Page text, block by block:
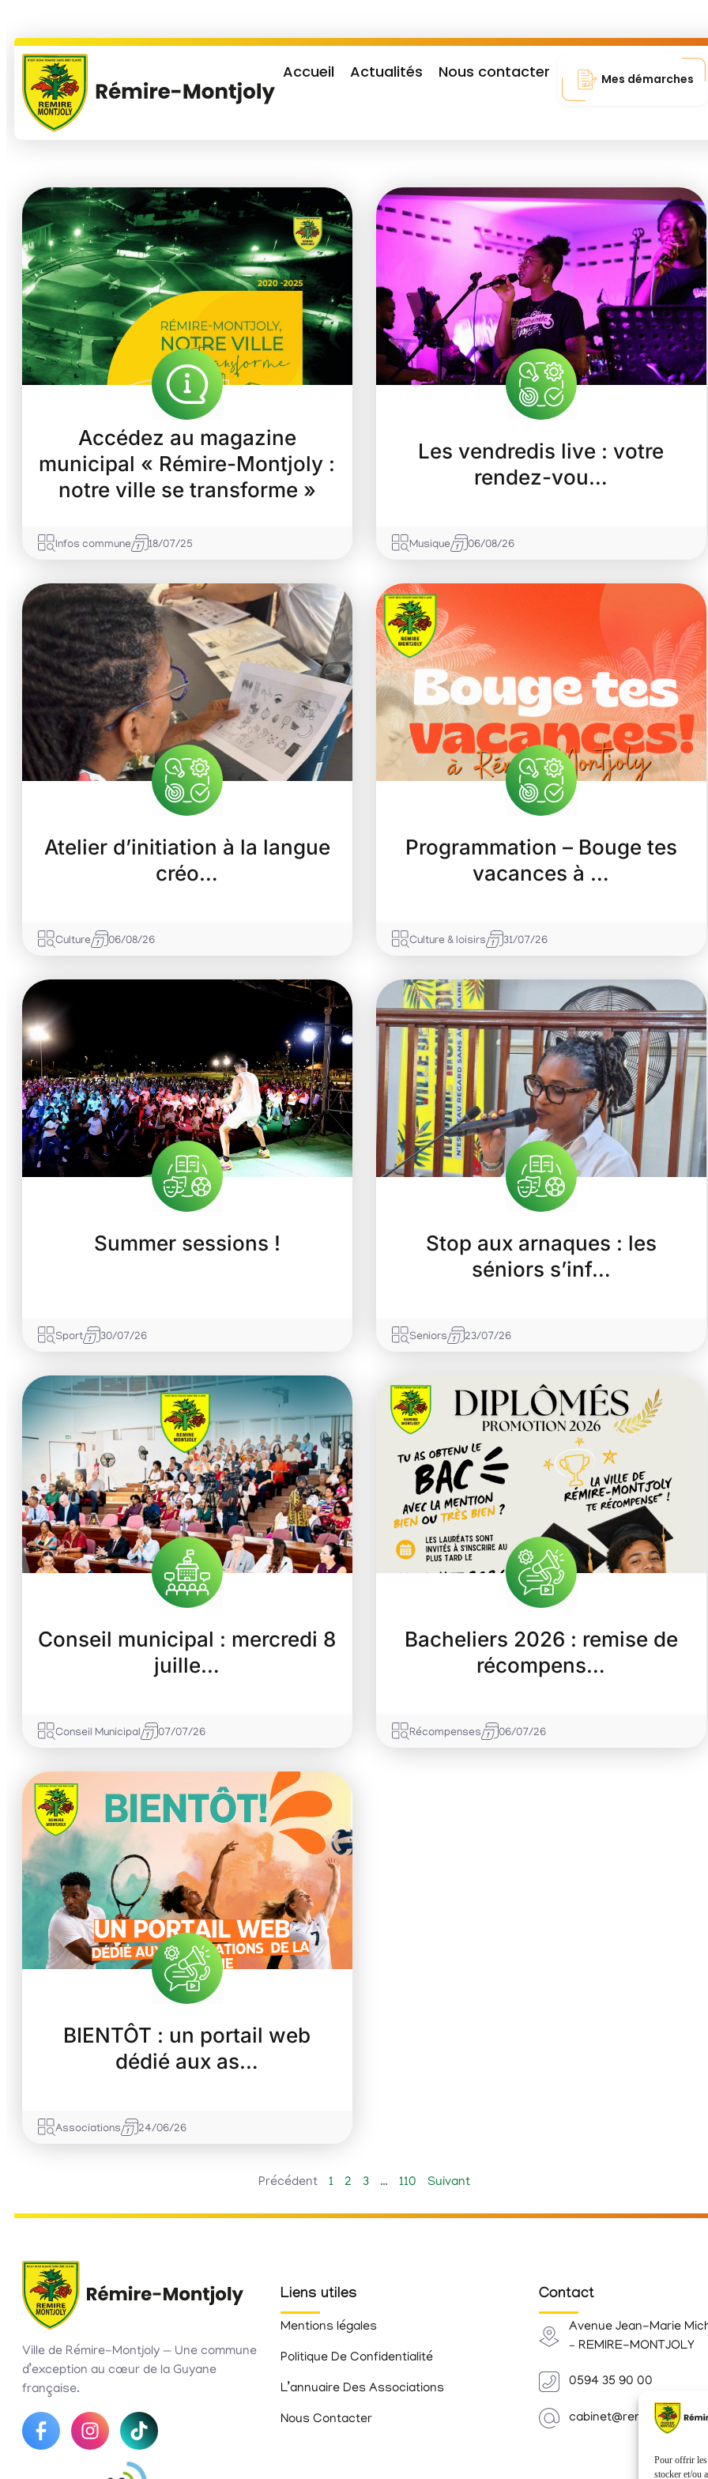
Pour offrir les
stocker et/ou
Accueil Actualités Nous contacter Mes démarches
Accédez au magazine
municipal « Rémire-Montjoly :
notre ville se transforme »
Infos commune 18/07/25
Les vendredis live : votre
rendez-vou…
Musique 06/08/26
Atelier d’initiation à la langue
créo…
Culture 06/08/26
Programmation – Bouge tes
vacances à …
Culture & loisirs 31/07/26
Summer sessions !
Sport 30/07/26
Stop aux arnaques : les
séniors s’inf…
Seniors 23/07/26
Conseil municipal : mercredi 8
juille…
Conseil Municipal 07/07/26
Bacheliers 2026 : remise de
récompens…
Récompenses 06/07/26
BIENTÔT : un portail web
dédié aux as…
Associations 24/06/26
Précédent 1 2 3 … 110 Suivant
07
Août
2026
Les vendredis
Votre nouveau rendez-vous
En savoir +
Rémire-Montjoly
Ville de Rémire-Montjoly — Une commune
d’exception au cœur de la Guyane
française.
Liens utiles
Mentions légales
Politique De Confidentialité
L’annuaire Des Associations
Nous Contacter
Contact
Avenue Jean-Marie
– REMIRE-MONTJOLY
0594 35 90 00